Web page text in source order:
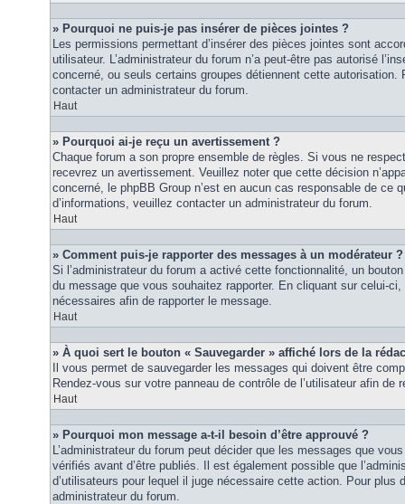
» Pourquoi ne puis-je pas insérer de pièces jointes ?
Les permissions permettant d’insérer des pièces jointes sont
utilisateur. L’administrateur du forum n’a peut-être pas autorisé
concerné, ou seuls certains groupes détiennent cette autorisation.
contacter un administrateur du forum.
Haut
» Pourquoi ai-je reçu un avertissement ?
Chaque forum a son propre ensemble de règles. Si vous ne
recevrez un avertissement. Veuillez noter que cette décision
concerné, le phpBB Group n’est en aucun cas responsable de ce
d’informations, veuillez contacter un administrateur du forum.
Haut
» Comment puis-je rapporter des messages à un modérateur ?
Si l’administrateur du forum a activé cette fonctionnalité, un
du message que vous souhaitez rapporter. En cliquant sur celui-
nécessaires afin de rapporter le message.
Haut
» À quoi sert le bouton « Sauvegarder » affiché lors de la
Il vous permet de sauvegarder les messages qui doivent être
Rendez-vous sur votre panneau de contrôle de l’utilisateur afin de
Haut
» Pourquoi mon message a-t-il besoin d’être approuvé ?
L’administrateur du forum peut décider que les messages que
vérifiés avant d’être publiés. Il est également possible que
d’utilisateurs pour lequel il juge nécessaire cette action. Pour plus
administrateur du forum.